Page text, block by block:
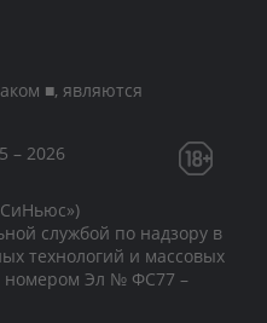
■, являются
– 2026
службой по надзору в
технологий и массовых
номером Эл № ФС77 –